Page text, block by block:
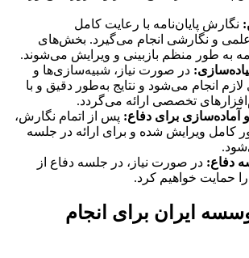
نگارش پایان‌نامه با رعایت کامل
علمی و نگارشی انجام می‌گیرد. بخش‌های
به طور منظم بازبینی و ویرایش می‌شوند.
در صورت نیاز، شبیه‌سازی‌ها و
انجام می‌شود و نتایج به‌طور دقیق و با
تخصصی ارائه می‌گردد.
آماده‌سازی برای دفاع: پس از اتمام نگارش،
کامل ویرایش شده و برای ارائه در جلسه
دفاع: در صورت نیاز، در جلسه دفاع از
را حمایت خواهیم کرد.
ایران برای انجام